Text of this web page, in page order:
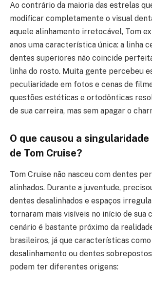
Ao contrário da maioria das estrelas
modificar completamente o visual
aquele alinhamento irretocável, Tom
anos uma característica única: a linha
dentes superiores não coincide
linha do rosto. Muita gente percebeu
peculiaridade em fotos e cenas de
questões estéticas e ortodônticas
de sua carreira, mas sem apagar o
O que causou a
de Tom Cruise?
Tom Cruise não nasceu com dentes
alinhados. Durante a juventude,
dentes desalinhados e espaços
tornaram mais visíveis no início de sua
cenário é bastante próximo da
brasileiros, já que características como
desalinhamento ou dentes
podem ter diferentes origens: